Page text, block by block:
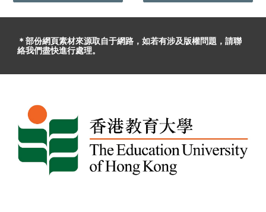
＊部份網頁素材來源取自于網路，如若有涉及版權問題 ，請聯
絡我們盡快進行處理。